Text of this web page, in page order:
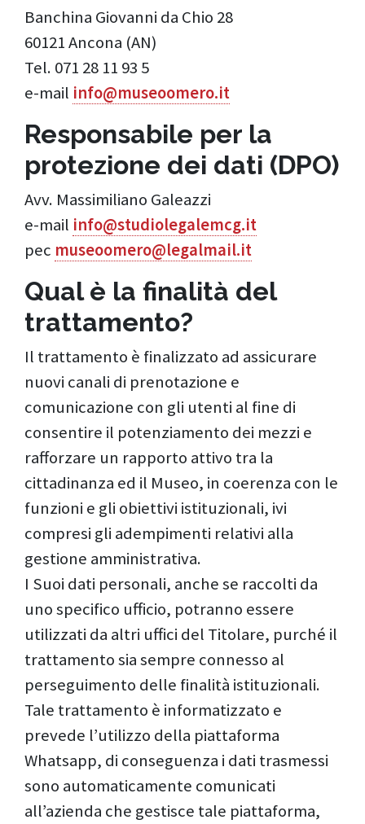
Banchina Giovanni da Chio 28
60121 Ancona (AN)
Tel. 071 28 11 93 5
e-mail info@museoomero.it
Responsabile per la
protezione dei dati (DPO)
Avv. Massimiliano Galeazzi
e-mail info@studiolegalemcg.it
pec museoomero@legalmail.it
Qual è la finalità del
trattamento?
Il trattamento è finalizzato ad assicurare
nuovi canali di prenotazione e
comunicazione con gli utenti al fine di
consentire il potenziamento dei mezzi e
rafforzare un rapporto attivo tra la
cittadinanza ed il Museo, in coerenza con le
funzioni e gli obiettivi istituzionali, ivi
compresi gli adempimenti relativi alla
gestione amministrativa.
I Suoi dati personali, anche se raccolti da
uno specifico ufficio, potranno essere
utilizzati da altri uffici del Titolare, purché il
trattamento sia sempre connesso al
perseguimento delle finalità istituzionali.
Tale trattamento è informatizzato e
prevede l’utilizzo della piattaforma
Whatsapp, di conseguenza i dati trasmessi
sono automaticamente comunicati
all’azienda che gestisce tale piattaforma,